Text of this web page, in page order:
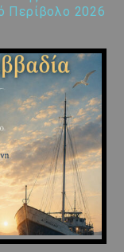
Περίβολο 2026